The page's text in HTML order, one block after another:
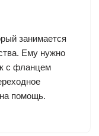
занимается
Ему нужно
с фланцем
помощь.